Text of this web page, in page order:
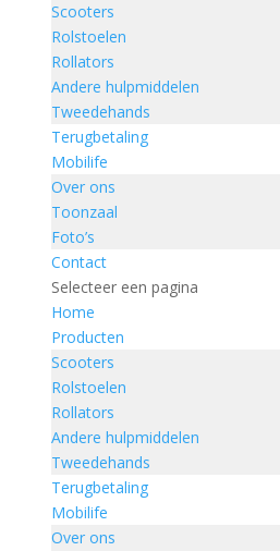
Scooters
Rolstoelen
Rollators
Andere hulpmiddelen
Tweedehands
Terugbetaling
Mobilife
Over ons
Toonzaal
Foto’s
Contact
Selecteer een pagina
Home
Producten
Scooters
Rolstoelen
Rollators
Andere hulpmiddelen
Tweedehands
Terugbetaling
Mobilife
Over ons